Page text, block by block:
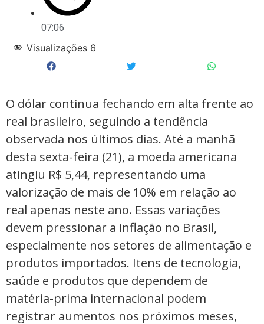
07:06
Visualizações 6
O dólar continua fechando em alta frente ao
real brasileiro, seguindo a tendência
observada nos últimos dias. Até a manhã
desta sexta-feira (21), a moeda americana
atingiu R$ 5,44, representando uma
valorização de mais de 10% em relação ao
real apenas neste ano. Essas variações
devem pressionar a inflação no Brasil,
especialmente nos setores de alimentação e
produtos importados. Itens de tecnologia,
saúde e produtos que dependem de
matéria-prima internacional podem
registrar aumentos nos próximos meses,